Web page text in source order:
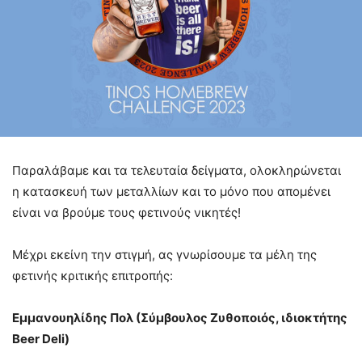
Παραλάβαμε και τα τελευταία δείγματα, ολοκληρώνεται
η κατασκευή των μεταλλίων και το μόνο που απομένει
είναι να βρούμε τους φετινούς νικητές!
Μέχρι εκείνη την στιγμή, ας γνωρίσουμε τα μέλη της
φετινής κριτικής επιτροπής:
Εμμανουηλίδης Πολ (Σύμβουλος Ζυθοποιός, ιδιοκτήτης
Beer Deli)